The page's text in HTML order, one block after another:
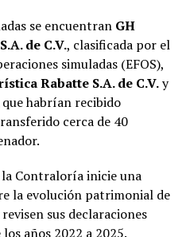
se encuentran GH
de C.V., clasificada por el
simuladas (EFOS),
Rabatte S.A. de C.V.y
que habrían recibido
cerca de 40
Contraloría inicie una
la evolución patrimonial de
sus declaraciones
años 2022 a 2025.